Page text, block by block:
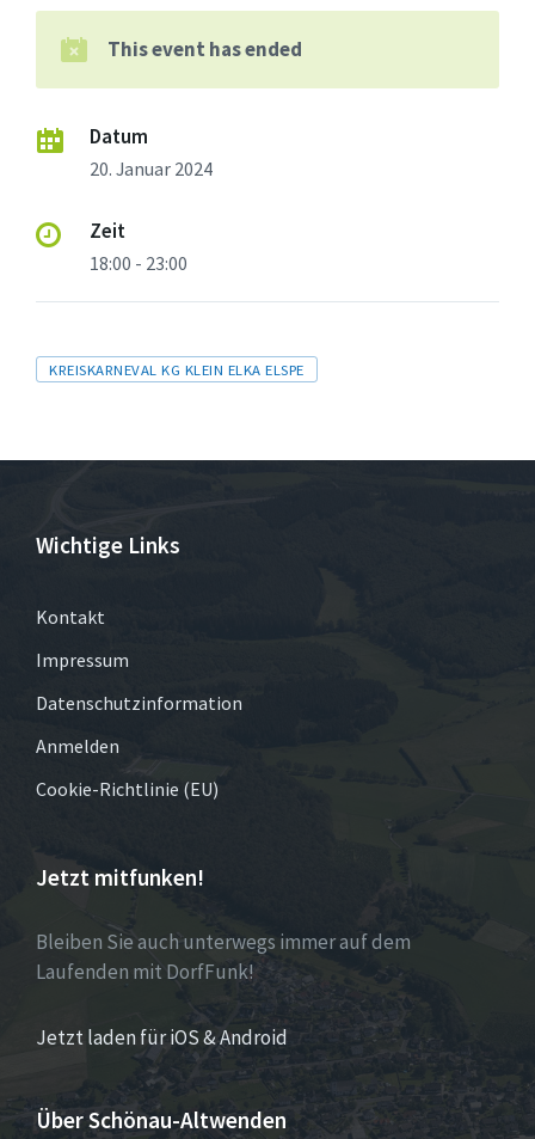
This event has ended
Datum
20. Januar 2024
Zeit
18:00 - 23:00
Tags
KREISKARNEVAL KG KLEIN ELKA ELSPE
Wichtige Links
Kontakt
Impressum
Datenschutzinformation
Anmelden
Cookie-Richtlinie (EU)
Jetzt mitfunken!
Bleiben Sie auch unterwegs immer auf dem
Laufenden mit DorfFunk!
Jetzt laden für iOS & Android
Über Schönau-Altwenden